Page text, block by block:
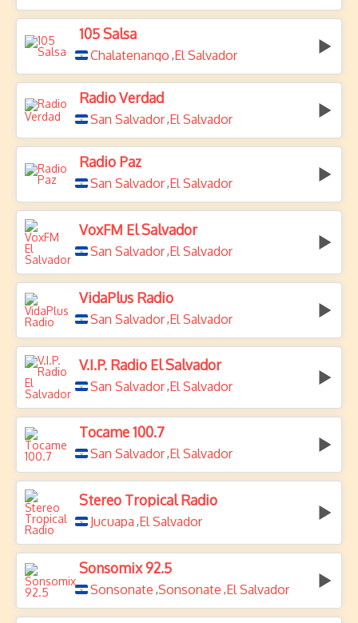
105 Salsa
Chalatenango ,El Salvador
Radio Verdad
San Salvador,El Salvador
Radio Paz
San Salvador,El Salvador
VoxFM El Salvador
San Salvador,El Salvador
VidaPlus Radio
San Salvador,El Salvador
V.I.P. Radio El Salvador
San Salvador,El Salvador
Tocame 100.7
San Salvador,El Salvador
Stereo Tropical Radio
Jucuapa ,El Salvador
Sonsomix 92.5
Sonsonate ,Sonsonate ,El Salvador